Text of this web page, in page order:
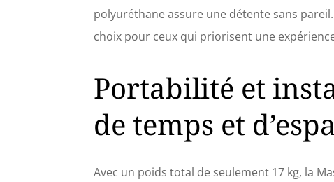
polyuréthane assure une détente sans
choix pour ceux qui priorisent une
Portabilité et
de temps et
Avec un poids total de seulement 17 kg, la